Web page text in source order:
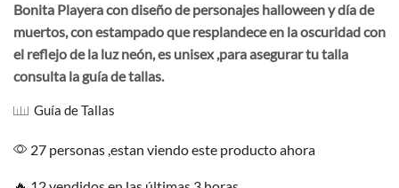
Bonita Playera con diseño de personajes halloween y día de
muertos, con estampado que resplandece en la oscuridad con
el reflejo de la luz neón, es unisex ,para asegurar tu talla
consulta la guía de tallas.
Guía de Tallas
27 personas ,estan viendo este producto ahora